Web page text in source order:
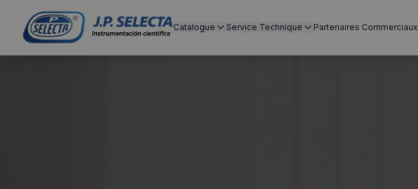
Catalogue Service Technique Partenaires Commerciaux